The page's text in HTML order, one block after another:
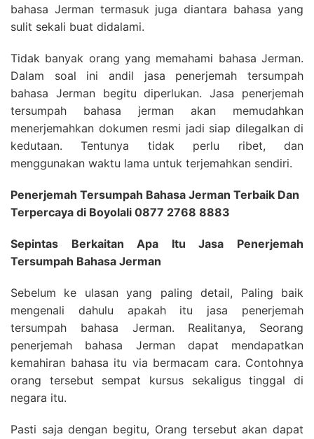
bahasa Jerman termasuk juga diantara bahasa yang
sulit sekali buat didalami.
Tidak banyak orang yang memahami bahasa Jerman.
Dalam soal ini andil jasa penerjemah tersumpah
bahasa Jerman begitu diperlukan. Jasa penerjemah
tersumpah bahasa jerman akan memudahkan
menerjemahkan dokumen resmi jadi siap dilegalkan di
kedutaan. Tentunya tidak perlu ribet, dan
menggunakan waktu lama untuk terjemahkan sendiri.
Penerjemah Tersumpah Bahasa Jerman Terbaik Dan
Terpercaya di Boyolali 0877 2768 8883
Sepintas Berkaitan Apa Itu Jasa Penerjemah
Tersumpah Bahasa Jerman
Sebelum ke ulasan yang paling detail, Paling baik
mengenali dahulu apakah itu jasa penerjemah
tersumpah bahasa Jerman. Realitanya, Seorang
penerjemah bahasa Jerman dapat mendapatkan
kemahiran bahasa itu via bermacam cara. Contohnya
orang tersebut sempat kursus sekaligus tinggal di
negara itu.
Pasti saja dengan begitu, Orang tersebut akan dapat